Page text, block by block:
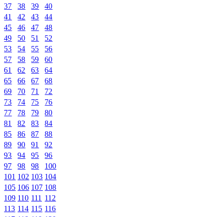
37 38 39
40
41
42 43
44
45
46 47
48
49
50 51
52
53
54 55
56
57
58 59
60
61
62 63
64
65
66 67
68
69
70 71
72
73
74 75
76
77
78 79
80
81
82 83
84
85
86 87
88
89
90 91
92
93
94 95
96
97
98 98
100
101 102 103 104
105 106 107 108
109 110 111 112
113 114 115 116